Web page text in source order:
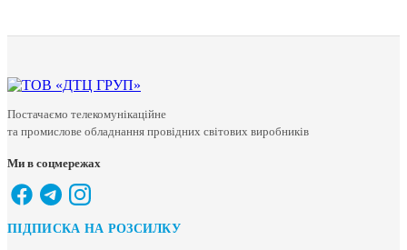
Постачаємо телекомунікаційне
та промислове обладнання провідних світових виробників
Ми в соцмережах
ПІДПИСКА НА РОЗСИЛКУ